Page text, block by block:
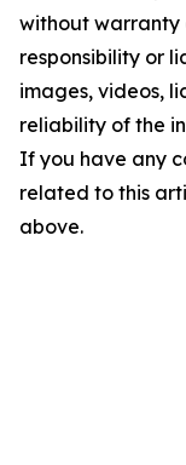
without warranty
responsibility or
images, videos,
reliability of the
If you have any
related to this
above.